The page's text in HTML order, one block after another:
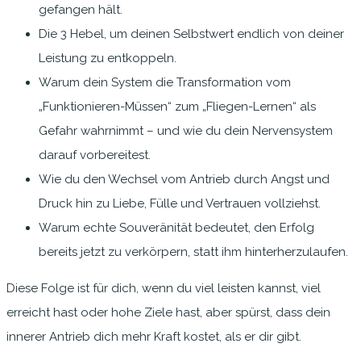
gefangen hält.
Die 3 Hebel, um deinen Selbstwert endlich von deiner
Leistung zu entkoppeln.
Warum dein System die Transformation vom
„Funktionieren-Müssen“ zum „Fliegen-Lernen“ als
Gefahr wahrnimmt – und wie du dein Nervensystem
darauf vorbereitest.
Wie du den Wechsel vom Antrieb durch Angst und
Druck hin zu Liebe, Fülle und Vertrauen vollziehst.
Warum echte Souveränität bedeutet, den Erfolg
bereits jetzt zu verkörpern, statt ihm hinterherzulaufen.
Diese Folge ist für dich, wenn du viel leisten kannst, viel
erreicht hast oder hohe Ziele hast, aber spürst, dass dein
innerer Antrieb dich mehr Kraft kostet, als er dir gibt.